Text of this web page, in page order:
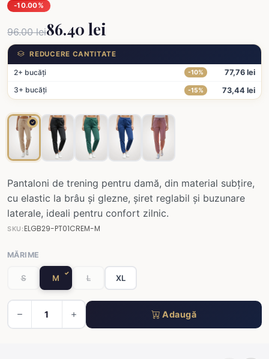
-10.00%
96.00 lei86.40 lei
REDUCERE CANTITATE
2+ bucăți -10%
77,76 lei
3+ bucăți
-15% 73,44 lei
Pantaloni de trening pentru damă, din material subțire,
cu elastic la brâu și glezne, șiret reglabil și buzunare
laterale, ideali pentru confort zilnic.
SKU:ELGB29-PT01CREM-M
MĂRIME
S M L XL
Adaugă